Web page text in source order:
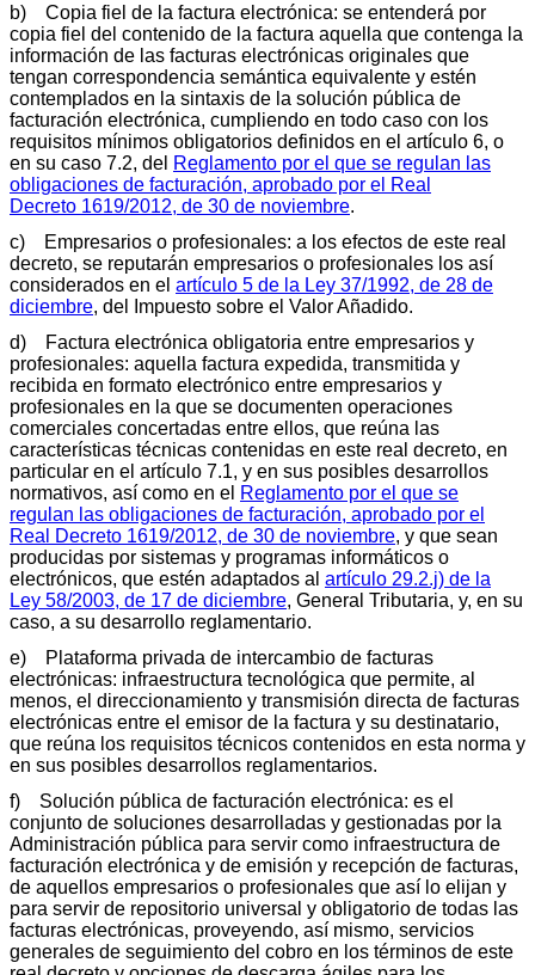
b) Copia fiel de la factura electrónica: se entenderá por
copia fiel del contenido de la factura aquella que contenga la
información de las facturas electrónicas originales que
tengan correspondencia semántica equivalente y estén
contemplados en la sintaxis de la solución pública de
facturación electrónica, cumpliendo en todo caso con los
requisitos mínimos obligatorios definidos en el artículo 6, o
en su caso 7.2, del Reglamento por el que se regulan las
obligaciones de facturación, aprobado por el Real
Decreto 1619/2012, de 30 de noviembre.
c) Empresarios o profesionales: a los efectos de este real
decreto, se reputarán empresarios o profesionales los así
considerados en el artículo 5 de la Ley 37/1992, de 28 de
diciembre, del Impuesto sobre el Valor Añadido.
d) Factura electrónica obligatoria entre empresarios y
profesionales: aquella factura expedida, transmitida y
recibida en formato electrónico entre empresarios y
profesionales en la que se documenten operaciones
comerciales concertadas entre ellos, que reúna las
características técnicas contenidas en este real decreto, en
particular en el artículo 7.1, y en sus posibles desarrollos
normativos, así como en el Reglamento por el que se
regulan las obligaciones de facturación, aprobado por el
Real Decreto 1619/2012, de 30 de noviembre, y que sean
producidas por sistemas y programas informáticos o
electrónicos, que estén adaptados al artículo 29.2.j) de la
Ley 58/2003, de 17 de diciembre, General Tributaria, y, en su
caso, a su desarrollo reglamentario.
e) Plataforma privada de intercambio de facturas
electrónicas: infraestructura tecnológica que permite, al
menos, el direccionamiento y transmisión directa de facturas
electrónicas entre el emisor de la factura y su destinatario,
que reúna los requisitos técnicos contenidos en esta norma y
en sus posibles desarrollos reglamentarios.
f) Solución pública de facturación electrónica: es el
conjunto de soluciones desarrolladas y gestionadas por la
Administración pública para servir como infraestructura de
facturación electrónica y de emisión y recepción de facturas,
de aquellos empresarios o profesionales que así lo elijan y
para servir de repositorio universal y obligatorio de todas las
facturas electrónicas, proveyendo, así mismo, servicios
generales de seguimiento del cobro en los términos de este